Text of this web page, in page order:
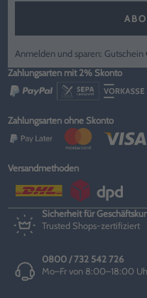
Anmelden und sparen:
Zahlungsarten mit 2% Skonto
Zahlungsarten ohne Skonto
Versandmethoden
Sicherheit für
Trusted Shops-zertifiziert
0800 / 732 542 726
Mo–Fr von 8:00–18:00